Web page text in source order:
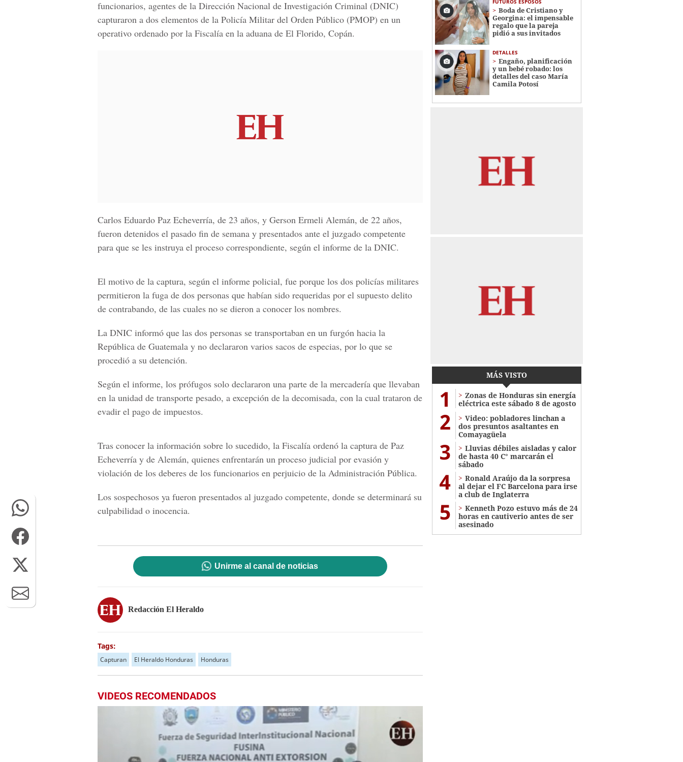
funcionarios, agentes de la Dirección Nacional de Investigación Criminal (DNIC)
capturaron a dos elementos de la Policía Militar del Orden Público (PMOP) en un
operativo ordenado por la Fiscalía en la aduana de El Florido, Copán.
Carlos Eduardo Paz Echeverría, de 23 años, y Gerson Ermeli Alemán, de 22 años,
fueron detenidos el pasado fin de semana y presentados ante el juzgado competente
para que se les instruya el proceso correspondiente, según el informe de la DNIC.
El motivo de la captura, según el informe policial, fue porque los dos policías militares
permitieron la fuga de dos personas que habían sido requeridas por el supuesto delito
de contrabando, de las cuales no se dieron a conocer los nombres.
La DNIC informó que las dos personas se transportaban en un furgón hacia la
República de Guatemala y no declararon varios sacos de especias, por lo que se
procedió a su detención.
Según el informe, los prófugos solo declararon una parte de la mercadería que llevaban
en la unidad de transporte pesado, a excepción de la decomisada, con la cual trataron de
evadir el pago de impuestos.
Tras conocer la información sobre lo sucedido, la Fiscalía ordenó la captura de Paz
Echeverría y de Alemán, quienes enfrentarán un proceso judicial por evasión y
violación de los deberes de los funcionarios en perjuicio de la Administración Pública.
Los sospechosos ya fueron presentados al juzgado competente, donde se determinará su
culpabilidad o inocencia.
Unirme al canal de noticias
Redacción El Heraldo
Tags:
Capturan El Heraldo Honduras Honduras
VIDEOS RECOMENDADOS
FUTUROS ESPOSOS
Boda de Cristiano y
Georgina: el impensable
regalo que la pareja
pidió a sus invitados
DETALLES
Engaño, planificación
y un bebé robado: los
detalles del caso María
Camila Potosí
MÁS VISTO
1
Zonas de Honduras sin energía
eléctrica este sábado 8 de agosto
2
Video: pobladores linchan a
dos presuntos asaltantes en
Comayagüela
3
Lluvias débiles aisladas y calor
de hasta 40 C° marcarán el
sábado
4
Ronald Araújo da la sorpresa
al dejar el FC Barcelona para irse
a club de Inglaterra
5
Kenneth Pozo estuvo más de 24
horas en cautiverio antes de ser
asesinado